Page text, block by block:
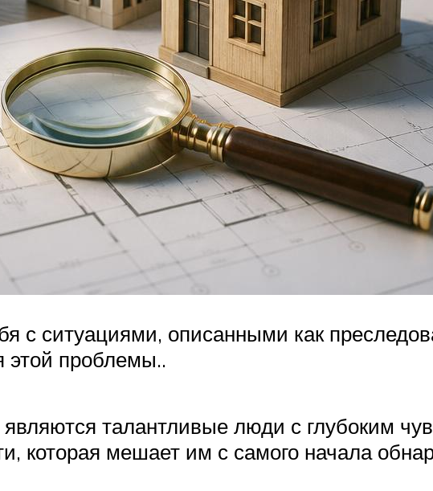
с ситуациями, описанными как
этой проблемы..
талантливые люди с глубоким
которая мешает им с самого начала